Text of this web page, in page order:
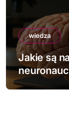
wiedza
Jakie są